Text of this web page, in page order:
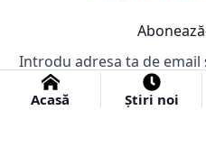
Acasă Știri noi
Introdu adresa ta de
email cu cele